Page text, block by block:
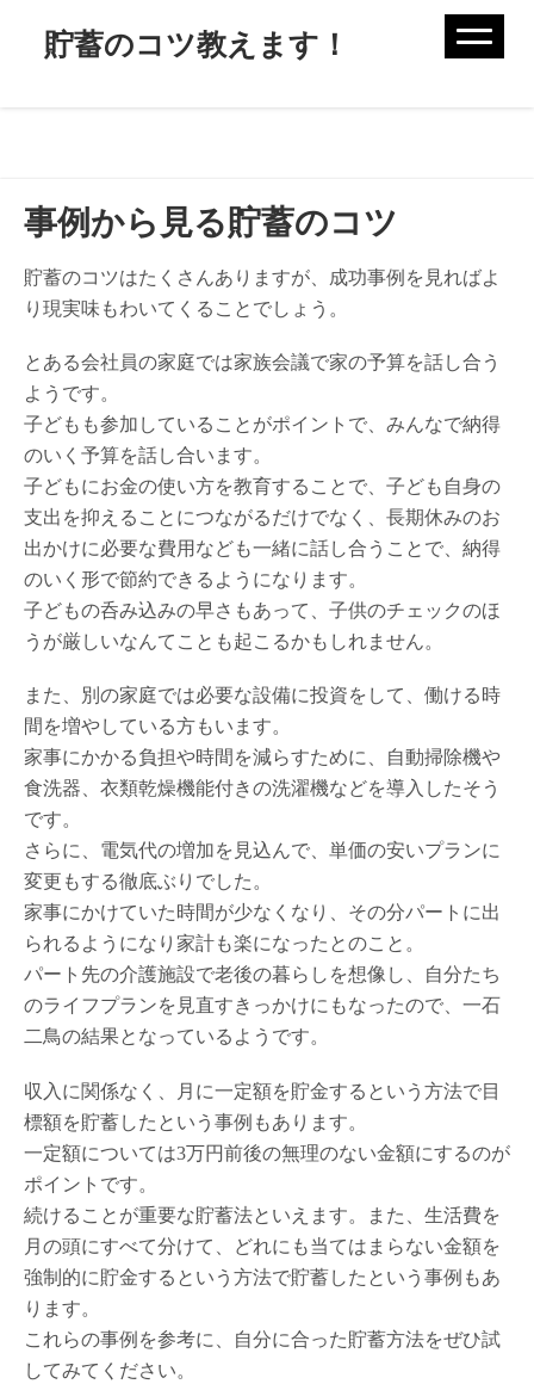
貯蓄のコツ教えます！
事例から見る貯蓄のコツ
貯蓄のコツはたくさんありますが、成功事例を見ればよ
り現実味もわいてくることでしょう。
とある会社員の家庭では家族会議で家の予算を話し合う
ようです。
子どもも参加していることがポイントで、みんなで納得
のいく予算を話し合います。
子どもにお金の使い方を教育することで、子ども自身の
支出を抑えることにつながるだけでなく、長期休みのお
出かけに必要な費用なども一緒に話し合うことで、納得
のいく形で節約できるようになります。
子どもの呑み込みの早さもあって、子供のチェックのほ
うが厳しいなんてことも起こるかもしれません。
また、別の家庭では必要な設備に投資をして、働ける時
間を増やしている方もいます。
家事にかかる負担や時間を減らすために、自動掃除機や
食洗器、衣類乾燥機能付きの洗濯機などを導入したそう
です。
さらに、電気代の増加を見込んで、単価の安いプランに
変更もする徹底ぶりでした。
家事にかけていた時間が少なくなり、その分パートに出
られるようになり家計も楽になったとのこと。
パート先の介護施設で老後の暮らしを想像し、自分たち
のライフプランを見直すきっかけにもなったので、一石
二鳥の結果となっているようです。
収入に関係なく、月に一定額を貯金するという方法で目
標額を貯蓄したという事例もあります。
一定額については3万円前後の無理のない金額にするのが
ポイントです。
続けることが重要な貯蓄法といえます。また、生活費を
月の頭にすべて分けて、どれにも当てはまらない金額を
強制的に貯金するという方法で貯蓄したという事例もあ
ります。
これらの事例を参考に、自分に合った貯蓄方法をぜひ試
してみてください。